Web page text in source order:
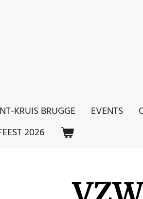
KRUIS BRUGGE EVENTS
2026